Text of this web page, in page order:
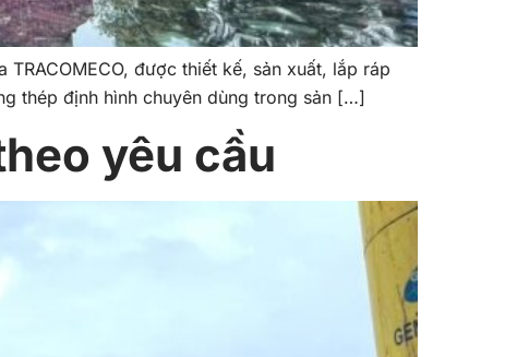
được thiết kế, sản xuất, lắp ráp
thép định hình chuyên dùng trong sản […]
yêu cầu